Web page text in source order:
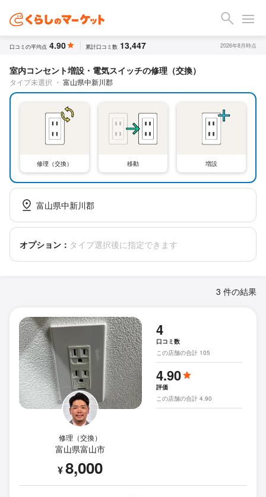
口コミの平均点 4.90 累計口コミ数 13,447 2026年8月時点
室内コンセント増設・電気スイッチの修理（交換）
タイプ未選択 ・ 富山県中新川郡
修理（交換） 移動 増設
富山県中新川郡
オプション： タイプ選択後に指定できます
3 件の結果
修理（交換）
富山県富山市
¥8,000
4
口コミ数
この店舗の合計 105
4.90
評価
この店舗の合計 4.90